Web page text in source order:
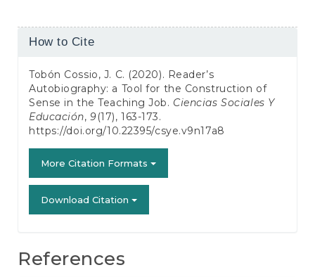
Article
How to Cite
Tobón Cossio, J. C. (2020). Reader’s
Autobiography: a Tool for the Construction of
Sense in the Teaching Job. Ciencias Sociales Y
Educación,9(17), 163-173.
https://doi.org/10.22395/csye.v9n17a8
More Citation Formats
Download Citation
References